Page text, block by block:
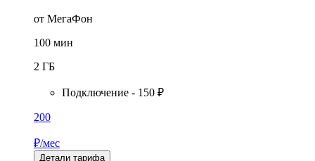
от МегаФон
100 мин
2 ГБ
Подключение - 150 ₽
200
₽/мес
Детали тарифа